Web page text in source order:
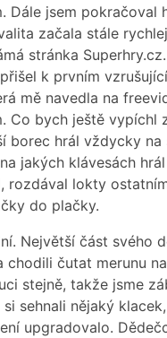
Dále jsem pokračoval
začala stále
stránka
k prvním
mě navedla na
Co bych ještě
borec hrál vždycky
jakých klávesách
rozdával lokty
do plačky.
Největší část svého
chodili čutat merunu
stejně, takže jsme
sehnali nějaký
upgradovalo.